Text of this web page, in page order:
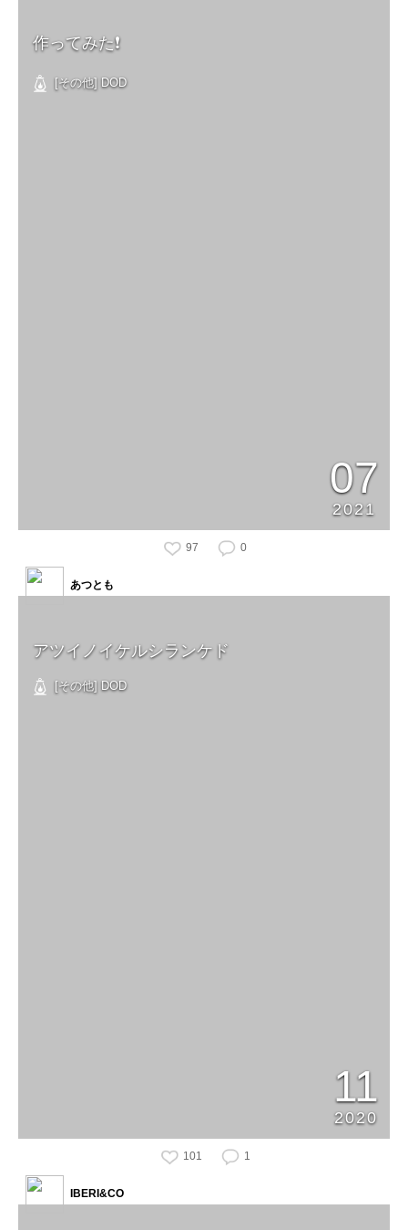
作ってみた❗
[その他] DOD
07
2021
97 0
アツイノイケルシランケド
[その他] DOD
11
2020
あつとも
101 1
IBERI&CO